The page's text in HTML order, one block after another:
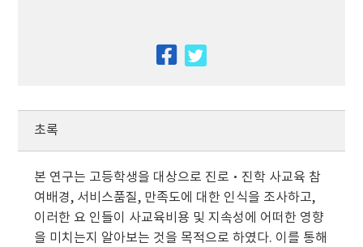
facebook
초록
본 연구는 고등학생을 대상으로 진로·진학 사교육 참
여배경, 서비스품질, 만족도에 대한 인식을 조사하고,
이러한 요 인들이 사교육비용 및 지속성에 어떠한 영향
을 미치는지 알아보는 것을 목적으로 하였다. 이를 통해